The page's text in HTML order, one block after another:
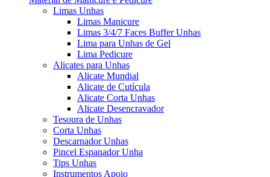
Limas Unhas
Limas Manicure
Limas 3/4/7 Faces Buffer Unhas
Lima para Unhas de Gel
Lima Pedicure
Alicates para Unhas
Alicate Mundial
Alicate de Cutícula
Alicate Corta Unhas
Alicate Desencravador
Tesoura de Unhas
Corta Unhas
Descarnador Unhas
Pincel Espanador Unha
Tips Unhas
Instrumentos Apoio